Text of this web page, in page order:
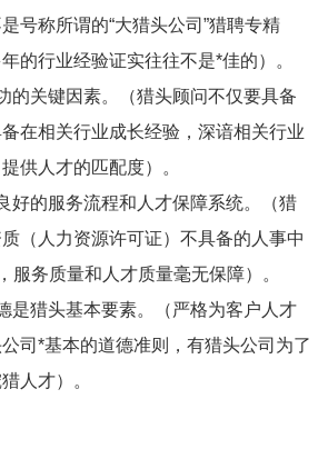
号称所谓的“大猎头公司”猎聘专精
的行业经验证实往往不是*佳的）。
的关键因素。（猎头顾问不仅要具备
在相关行业成长经验，深谙相关行业
供人才的匹配度）。
好的服务流程和人才保障系统。（猎
（人力资源许可证）不具备的人事中
服务质量和人才质量毫无保障）。
是猎头基本要素。（严格为客户人才
司*基本的道德准则，有猎头公司为了
人才）。